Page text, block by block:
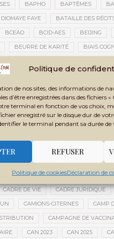
Politique de
de nos sites, des informations de
d’être enregistrées dans des fichiers «
terminal en fonction de vos choix,
enregistré sur le disque dur de
le terminal pendant sa durée de
REFUSER
Politique de cookiesDéclaration de
BAPHO BAPTÊMES
FAYE BATAILLE DES
BCEAO BCID-AES BEIJING
BEURRE DE KARITÉ BIAIS
ET CULTURELLE TOMBOUCTOU
BILAN ET PERSPECTIVES
BLÉ BLÉ RUSSE
BOBO-DIOULASSO
NGUEMA BRICS
NATIONAL BUMDA
CADRE DE VIE CADRE JURIDIQUE
CAMIONS-CITERNES CAMP
CAMPAGNE DE
CAN 2023 CAN 2025